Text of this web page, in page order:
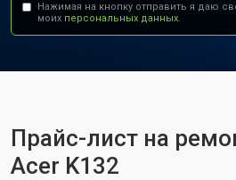
Нажимая на кнопку отправить я даю
моих персональных данных.
Прайс-лист на
Acer K132